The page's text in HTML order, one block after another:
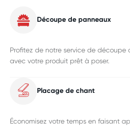
Découpe de panneaux
Profitez de notre service de
avec votre produit prêt à poser.
Placage de chant
Économisez votre temps en faisant